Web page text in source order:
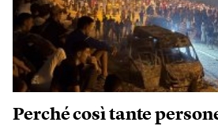
Perché così tante